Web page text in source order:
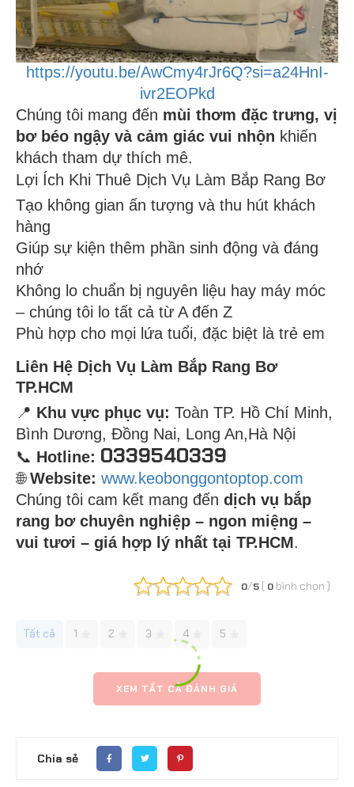
https://youtu.be/AwCmy4rJr6Q?si=a24HnI-
ivr2EOPkd
Chúng tôi mang đến mùi thơm đặc trưng, vị
bơ béo ngậy và cảm giác vui nhộn khiến
khách tham dự thích mê.
Lợi Ích Khi Thuê Dịch Vụ Làm Bắp Rang Bơ
Tạo không gian ấn tượng và thu hút khách
hàng
Giúp sự kiện thêm phần sinh động và đáng
nhớ
Không lo chuẩn bị nguyên liệu hay máy móc
– chúng tôi lo tất cả từ A đến Z
Phù hợp cho mọi lứa tuổi, đặc biệt là trẻ em
Liên Hệ Dịch Vụ Làm Bắp Rang Bơ
TP.HCM
📍 Khu vực phục vụ: Toàn TP. Hồ Chí Minh,
Bình Dương, Đồng Nai, Long An,Hà Nội
📞 Hotline: 0339540339
🌐Website: www.keobonggontoptop.com
Chúng tôi cam kết mang đến dịch vụ bắp
rang bơ chuyên nghiệp – ngon miệng –
vui tươi – giá hợp lý nhất tại TP.HCM.
0/5 ( 0 bình chọn )
Tất cả 1 2 3 4 5
XEM TẤT CẢ ĐÁNH GIÁ
Chia sẻ